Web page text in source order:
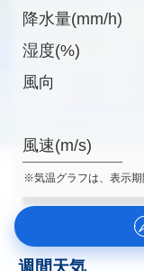
降水量(mm/h)
湿度(%)
風向
風速(m/s)
※気温グラフは、表示期
週間天気